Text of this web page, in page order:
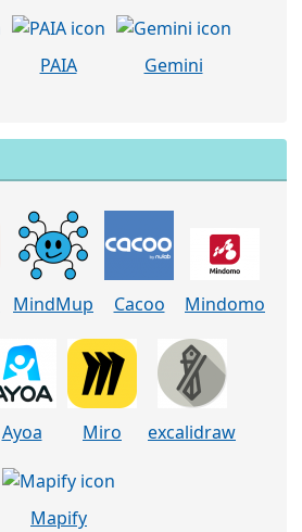
PAIA Gemini
MindMup Cacoo Mindomo
Ayoa Miro excalidraw
Mapify